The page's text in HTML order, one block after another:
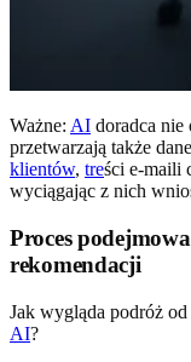
Ważne: AI doradca nie
przetwarzają także
klientów, treści e-maili
wyciągając z nich
Proces
rekomendacji
Jak wygląda podróż
AI?